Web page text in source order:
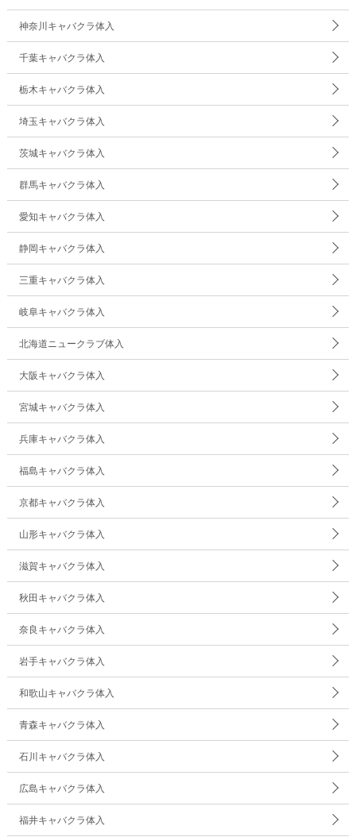
神奈川キャバクラ体入
千葉キャバクラ体入
栃木キャバクラ体入
埼玉キャバクラ体入
茨城キャバクラ体入
群馬キャバクラ体入
愛知キャバクラ体入
静岡キャバクラ体入
三重キャバクラ体入
岐阜キャバクラ体入
北海道ニュークラブ体入
大阪キャバクラ体入
宮城キャバクラ体入
兵庫キャバクラ体入
福島キャバクラ体入
京都キャバクラ体入
山形キャバクラ体入
滋賀キャバクラ体入
秋田キャバクラ体入
奈良キャバクラ体入
岩手キャバクラ体入
和歌山キャバクラ体入
青森キャバクラ体入
石川キャバクラ体入
広島キャバクラ体入
福井キャバクラ体入